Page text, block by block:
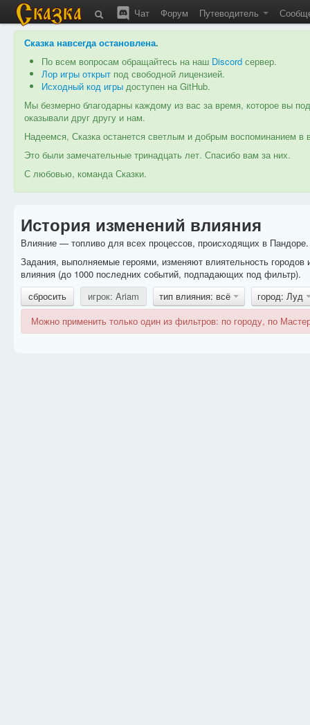
Чат Форум Путеводитель
Сказка навсегда остановлена.
По всем вопросам обращайтесь на наш Discord сервер.
Лор игры открыт под свободной лицензией.
Исходный код игры доступен на GitHub.
Мы безмерно благодарны каждому из вас за время, которое вы
оказывали друг другу и нам.
Надеемся, Сказка останется светлым и добрым воспоминанием
Это были замечательные тринадцать лет. Спасибо вам за них.
С любовью, команда Сказки.
История изменений влияния
Влияние — топливо для всех процессов, происходящих в
Задания, выполняемые героями, изменяют влиятельность
влияния (до 1000 последних событий, подпадающих под фильтр).
сбросить
игрок: Ariam тип влияния: всё
город: Луд
Можно применить только один из фильтров: по городу, по